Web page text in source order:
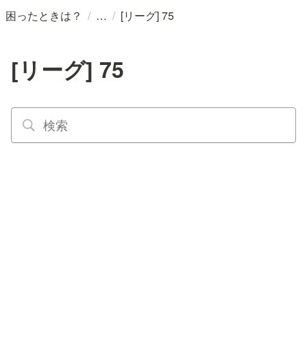
困ったときは？ / / [リーグ] 75
[リーグ] 75